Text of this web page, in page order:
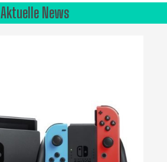
Aktuelle News